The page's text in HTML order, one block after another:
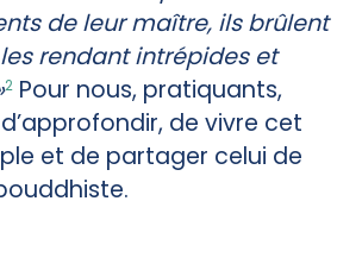
de leur maître, ils brûlent
rendant intrépides et
2 Pour nous, pratiquants,
de vivre cet
et de partager celui de